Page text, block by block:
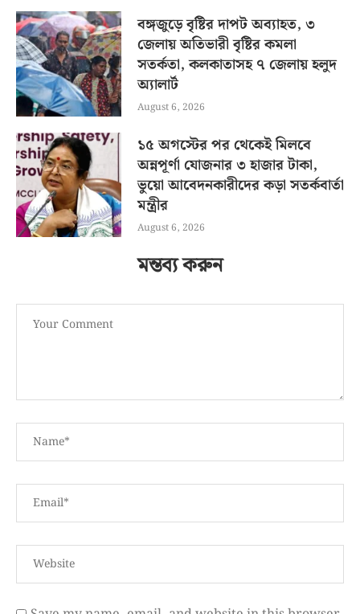
বঙ্গজুড়ে বৃষ্টির দাপট অব্যাহত, ৩
জেলায় অতিভারী বৃষ্টির কমলা
সতর্কতা, কলকাতাসহ ৭ জেলায় হলুদ
অ্যালার্ট
August 6, 2026
১৫ অগস্টের পর থেকেই মিলবে
অন্নপূর্ণা যোজনার ৩ হাজার টাকা,
ভুয়ো আবেদনকারীদের কড়া সতর্কবার্তা
মন্ত্রীর
August 6, 2026
মন্তব্য করুন